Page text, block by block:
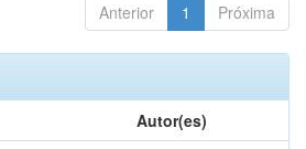
Anterior 1 Próxima
Autor(es)